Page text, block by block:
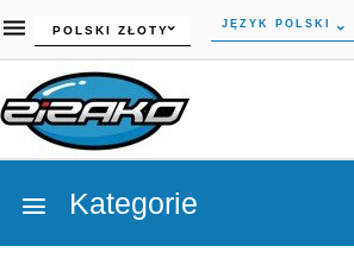
currency_h
POLSKI ZŁOTY JĘZYK POLSKI
Kategorie